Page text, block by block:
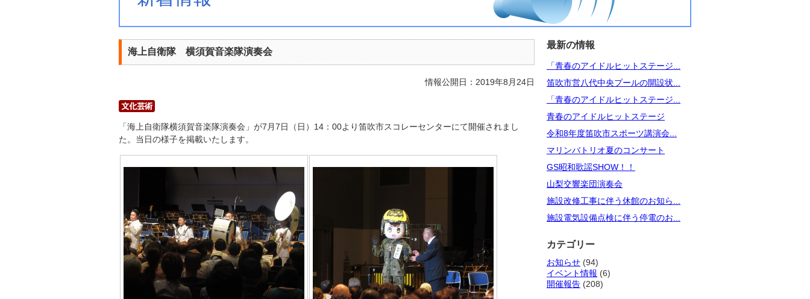
海上自衛隊 横須賀音楽隊演奏会
情報公開日：2019年8月24日
「海上自衛隊横須賀音楽隊演奏会」が7月7日（日）14：00より笛吹市スコレーセンターにて開催されまし
た。当日の様子を掲載いたします。
最新の情報
「青春のアイドルヒットステージ...
笛吹市営八代中央プールの開設状...
「青春のアイドルヒットステージ...
青春のアイドルヒットステージ
令和8年度笛吹市スポーツ講演会...
マリンバトリオ夏のコンサート
GS昭和歌謡SHOW！！
山梨交響楽団演奏会
施設改修工事に伴う休館のお知ら...
施設電気設備点検に伴う停電のお...
カテゴリー
お知らせ (94)
イベント情報 (6)
開催報告 (208)